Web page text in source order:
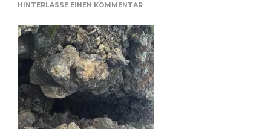
HINTERLASSE EINEN KOMMENTARZU
IM
LEIRHNUKUR